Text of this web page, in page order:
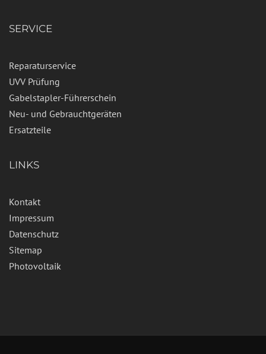
SERVICE
Reparaturservice
UVV Prüfung
Gabelstapler-Führerschein
Neu- und Gebrauchtgeräten
Ersatzteile
LINKS
Kontakt
Impressum
Datenschutz
Sitemap
Photovoltaik